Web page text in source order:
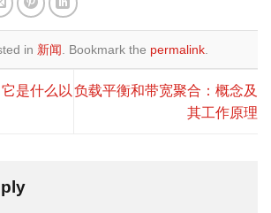
in 新闻 . Bookmark the permalink
是什么以 负载平衡和带宽聚合：概念及
其工作原理